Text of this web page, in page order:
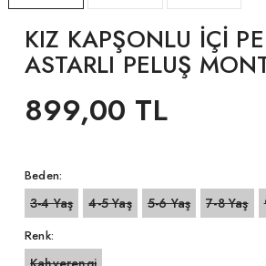
KIZ KAPŞONLU İÇİ
ASTARLI PELUŞ
899,00 TL
Beden:
3-4 Yaş 4-5 Yaş 5-6 Yaş 7-8 Yaş
Renk: